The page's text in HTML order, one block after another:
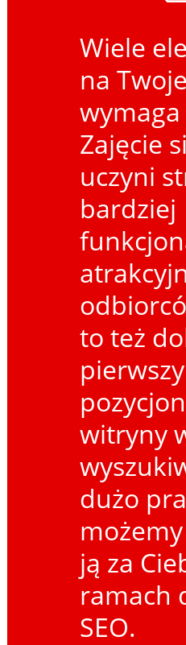
Wiele
na
Zajęcie
uczyni
bardziej
to też
witryny
dużo
ją za
ramach
SEO.